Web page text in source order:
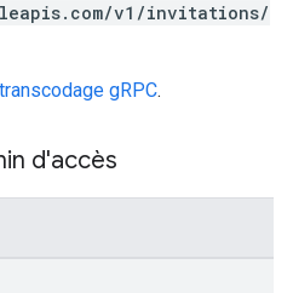
v1/invitations/
transcodage gRPC.
d'accès